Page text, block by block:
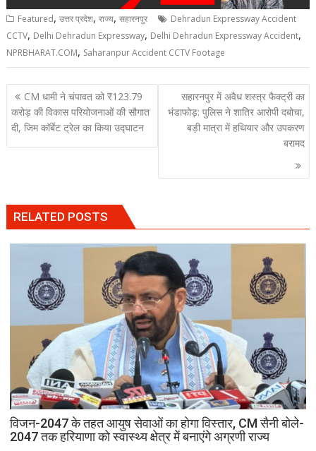
Featured,उत्तर प्रदेश,राज्य,सहारनपुर
Dehradun Expressway Accident
CCTV, Delhi Dehradun Expressway, Delhi Dehradun Expressway Accident,
NPRBHARAT.COM, Saharanpur Accident CCTV Footage
Post
navigation
CM धामी ने चंपावत को ₹123.79
करोड़ की विकास परियोजनाओं की सौगात
दी, जिम कॉर्बेट ट्रेल का किया उद्घाटन
सहारनपुर में अवैध शस्त्र फैक्ट्री का
भंडाफोड़: पुलिस ने शातिर आरोपी दबोचा,
बड़ी मात्रा में हथियार और उपकरण
बरामद
RELATED POSTS
विजन-2047 के तहत आयुष सेवाओं का होगा विस्तार, CM सैनी बोले-
2047 तक हरियाणा को स्वास्थ्य क्षेत्र में बनाएंगे अग्रणी राज्य